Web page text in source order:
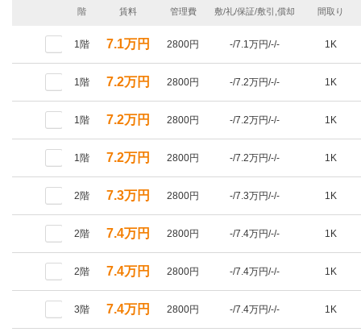
階 賃料 管理費 敷/礼/保証/敷引,償却 間取り
1階 7.1万円 2800円 -/7.1万円/-/- 1K
1階 7.2万円 2800円 -/7.2万円/-/- 1K
1階 7.2万円 2800円 -/7.2万円/-/- 1K
1階 7.2万円 2800円 -/7.2万円/-/- 1K
2階 7.3万円 2800円 -/7.3万円/-/- 1K
2階 7.4万円 2800円 -/7.4万円/-/- 1K
2階 7.4万円 2800円 -/7.4万円/-/- 1K
3階 7.4万円 2800円 -/7.4万円/-/- 1K